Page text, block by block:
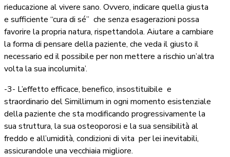
rieducazione al vivere sano. Ovvero, indicare quella giusta
e sufficiente “cura di sé” che senza esagerazioni possa
favorire la propria natura, rispettandola. Aiutare a cambiare
la forma di pensare della paziente, che veda il giusto il
necessario ed il possibile per non mettere a rischio un’altra
volta la sua incolumita’.
-3- L’effetto efficace, benefico, insostituibile e
straordinario del Simillimum in ogni momento esistenziale
della paziente che sta modificando progressivamente la
sua struttura, la sua osteoporosi e la sua sensibilità al
freddo e all’umidità, condizioni di vita per lei inevitabili,
assicurandole una vecchiaia migliore.